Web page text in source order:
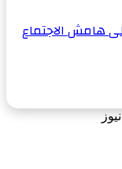
هامش الاجتماع